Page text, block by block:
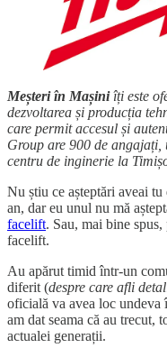
Meșteri în Mașiniîți este
dezvoltarea și producția
care permit accesul și
Group are 900 de
centru de inginerie la
Nu știu ce așteptări aveai
an, dar eu unul nu mă
facelift. Sau, mai bine
facelift.
Au apărut timid într-un
diferit (despre care afli
oficială va avea loc undeva
am dat seama că au trecut,
actualei generații.